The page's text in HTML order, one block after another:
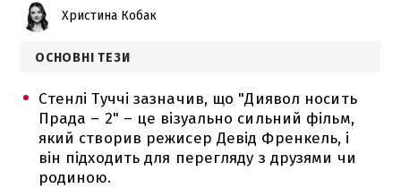
Христина Кобак
ОСНОВНІ ТЕЗИ
Стенлі Туччі зазначив, що "Диявол носить
Прада – 2" – це візуально сильний фільм,
який створив режисер Девід Френкель, і
він підходить для перегляду з друзями чи
родиною.